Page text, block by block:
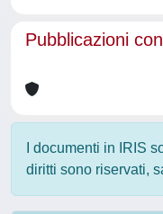
Pubblicazioni
I documenti in IRIS
diritti sono riservati,